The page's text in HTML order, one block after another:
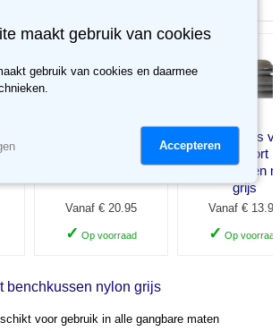
Vanaf € 20.95
✓ Op voorraad
Losse hoes
Comfort
benchkussen
grijs
Vanaf € 13.95
✓ Op voorraad
benchkussen nylon grijs
voor gebruik in alle gangbare maten
maakt gebruik van cookies
gebruik van cookies en daarmee
Accepteren